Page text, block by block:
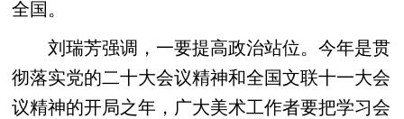
全国。
刘瑞芳强调，一要提高政治站位。今年是贯
彻落实党的二十大会议精神和全国文联十一大会
议精神的开局之年，广大美术工作者要把学习会